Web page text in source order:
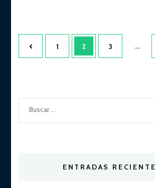
de
entradas
Page
1 Page
2 Page
3 …
Buscar:
ENTRADAS